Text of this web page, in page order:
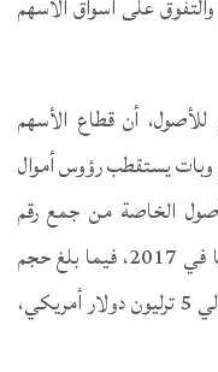
أن قطاع الأسهم
وبات يستقطب رؤوس أموال
الخاصة من جمع رقم
قياسي بلغ حوالي 750 مليار دولار عالميا في 2017، فيما بلغ حجم
أصول الأسهم الخاصة التي تتم إدارتها بحوالي 5 ترليون دولار أمريكي،